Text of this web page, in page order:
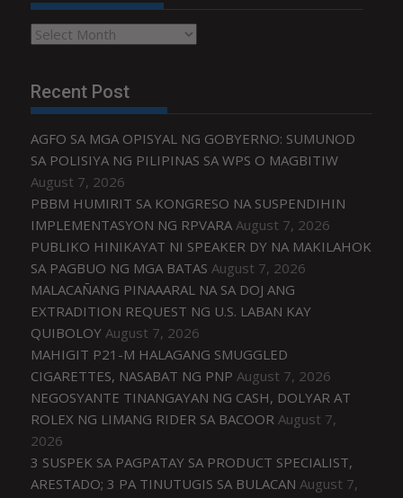
Archives
Recent Post
AGFO SA MGA OPISYAL NG GOBYERNO: SUMUNOD
SA POLISIYA NG PILIPINAS SA WPS O MAGBITIW
August 7, 2026
PBBM HUMIRIT SA KONGRESO NA SUSPENDIHIN
IMPLEMENTASYON NG RPVARA August 7, 2026
PUBLIKO HINIKAYAT NI SPEAKER DY NA MAKILAHOK
SA PAGBUO NG MGA BATAS August 7, 2026
MALACAÑANG PINAAARAL NA SA DOJ ANG
EXTRADITION REQUEST NG U.S. LABAN KAY
QUIBOLOY August 7, 2026
MAHIGIT P21-M HALAGANG SMUGGLED
CIGARETTES, NASABAT NG PNP August 7, 2026
NEGOSYANTE TINANGAYAN NG CASH, DOLYAR AT
ROLEX NG LIMANG RIDER SA BACOOR August 7,
2026
3 SUSPEK SA PAGPATAY SA PRODUCT SPECIALIST,
ARESTADO; 3 PA TINUTUGIS SA BULACAN August 7,